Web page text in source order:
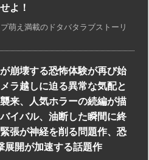
よ！
萌え満載のドタバタラブストーリ
崩壊する恐怖体験が再び始
ラ越しに迫る異常な気配と
来、人気ホラーの続編が描
イバル、油断した瞬間に終
張が神経を削る問題作、恐
展開が加速する話題作